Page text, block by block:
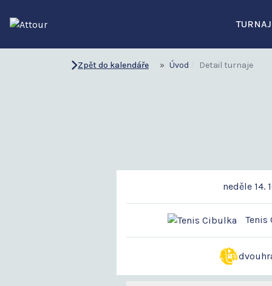
Úvod Detail turnaje
Zpět do kalendáře
neděle 14.
Tenis